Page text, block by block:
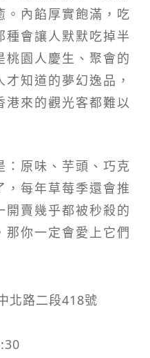
。內餡厚實飽滿，吃
種會讓人默默吃掉半
桃園人慶生、聚會的
知道的夢幻逸品，
港來的觀光客都難以
：原味、芋頭、巧克
，每年草莓季還會推
開賣幾乎都被秒殺的
那你一定會愛上它們
北路二段418號